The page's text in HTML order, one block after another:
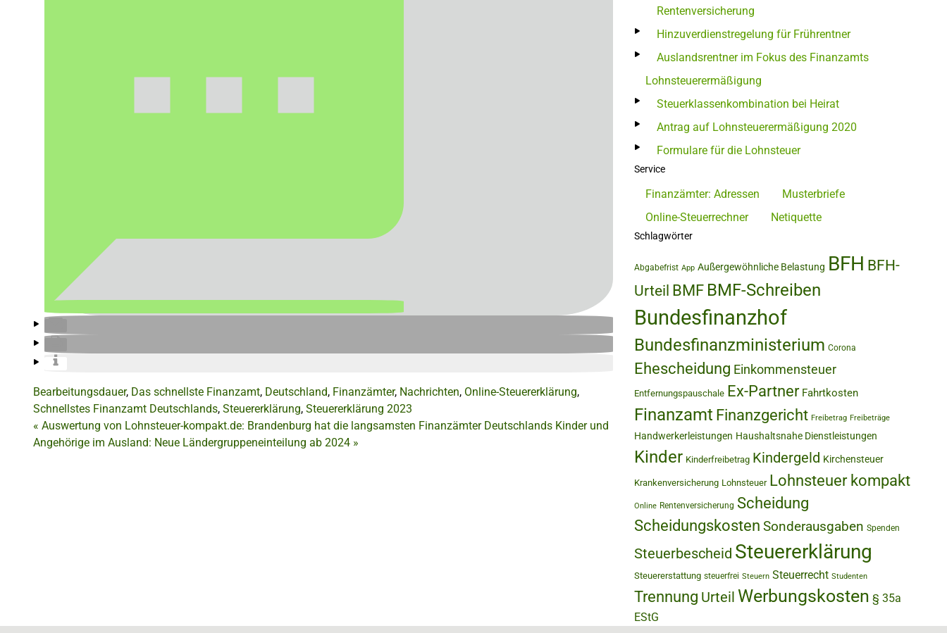
Bearbeitungsdauer, Das schnellste Finanzamt, Deutschland, Finanzämter, Nachrichten, Online-Steuererklärung,
Schnellstes Finanzamt Deutschlands, Steuererklärung, Steuererklärung 2023
« Auswertung von Lohnsteuer-kompakt.de: Brandenburg hat die langsamsten Finanzämter Deutschlands Kinder und
Angehörige im Ausland: Neue Ländergruppeneinteilung ab 2024 »
Rentenversicherung
Hinzuverdienstregelung für Frührentner
Auslandsrentner im Fokus des Finanzamts
Lohnsteuerermäßigung
Steuerklassenkombination bei Heirat
Antrag auf Lohnsteuerermäßigung 2020
Formulare für die Lohnsteuer
Service
Finanzämter: Adressen
Musterbriefe
Online-Steuerrechner
Netiquette
Schlagwörter
Abgabefrist App Außergewöhnliche Belastung BFH BFH-
Urteil BMF BMF-Schreiben
Bundesfinanzhof
Bundesfinanzministerium Corona
Ehescheidung Einkommensteuer
Entfernungspauschale Ex-Partner Fahrtkosten
Finanzamt Finanzgericht Freibetrag Freibeträge
Handwerkerleistungen Haushaltsnahe Dienstleistungen
Kinder Kinderfreibetrag Kindergeld Kirchensteuer
Krankenversicherung Lohnsteuer Lohnsteuer kompakt
Online Rentenversicherung Scheidung
Scheidungskosten Sonderausgaben Spenden
Steuerbescheid Steuererklärung
Steuererstattung steuerfrei Steuern Steuerrecht Studenten
Trennung Urteil Werbungskosten § 35a
EStG